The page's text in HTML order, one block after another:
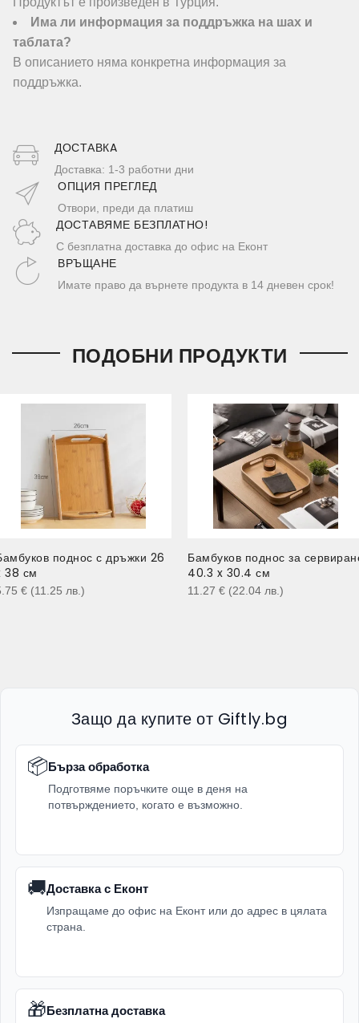
Има ли информация за поддръжка на шах и
таблата?
В описанието няма конкретна информация за
поддръжка.
ДОСТАВКA
Доставка: 1-3 работни дни
ОПЦИЯ ПРЕГЛЕД
Отвори, преди да платиш
ДОСТАВЯМЕ БЕЗПЛАТНО!
С безплатна доставка до офис на Еконт
ВРЪЩАНЕ
Имате право да върнете продукта в 14 дневен срок!
ПОДОБНИ ПРОДУКТИ
поднос с дръжки 26
38 см
€ (11.25 лв. )
Бамбуков поднос за
40.3 x 30.4 см
11.27 € (22.04 лв. )
Защо да купите от Giftly.bg
📦Бърза обработка
Подготвяме поръчките още в деня на
потвърждението, когато е възможно.
🚚Доставка с Еконт
Изпращаме до офис на Еконт или до адрес в цялата
страна.
🎁Безплатна доставка